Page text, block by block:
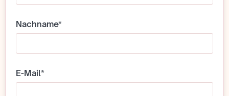
Nachname*
E-Mail*